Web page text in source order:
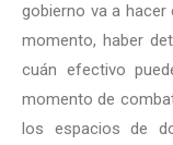
gobierno va a hacer
momento, haber
cuán efectivo
momento de
los espacios de